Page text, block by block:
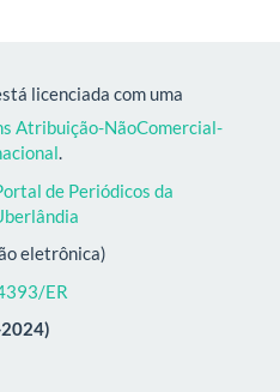
licenciada com uma
Atribuição-NãoComercial-
.
de Periódicos da
eletrônica)
ER